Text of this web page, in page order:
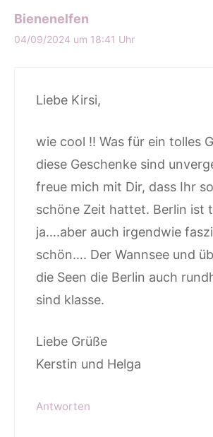
Bienenelfen
04/09/2024 um 18:41 Uhr
Liebe Kirsi,
wie cool !! Was für ein tolles
diese Geschenke sind
freue mich mit Dir, dass Ihr
schöne Zeit hattet. Berlin ist
ja….aber auch irgendwie
schön…. Der Wannsee und
die Seen die Berlin auch
sind klasse.
Liebe Grüße
Kerstin und Helga
Antworten